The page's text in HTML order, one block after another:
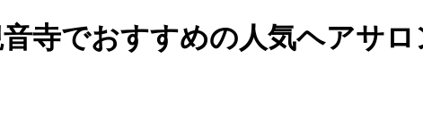
音寺でおすすめの人気ヘアサ